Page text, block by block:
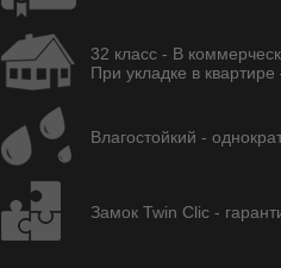
32 класс - В
При укладке в квартире
Влагостойкий -
Замок Twin Clic -